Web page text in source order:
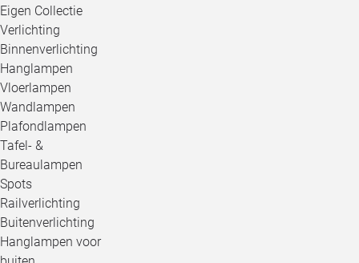
Eigen Collectie
Verlichting
Binnenverlichting
Hanglampen
Vloerlampen
Wandlampen
Plafondlampen
Tafel- &
Bureaulampen
Spots
Railverlichting
Buitenverlichting
Hanglampen voor